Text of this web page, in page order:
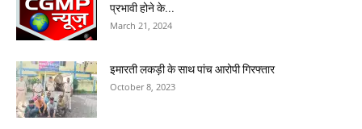
प्रभावी होने के...
March 21, 2024
इमारती लकड़ी के साथ पांच आरोपी गिरफ्तार
October 8, 2023